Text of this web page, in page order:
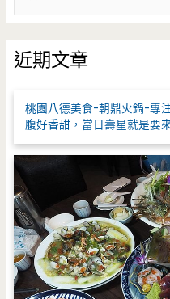
鍵
字
近期文章
桃園八德美食-朝鼎火鍋-專
腹好香甜，當日壽星就是要